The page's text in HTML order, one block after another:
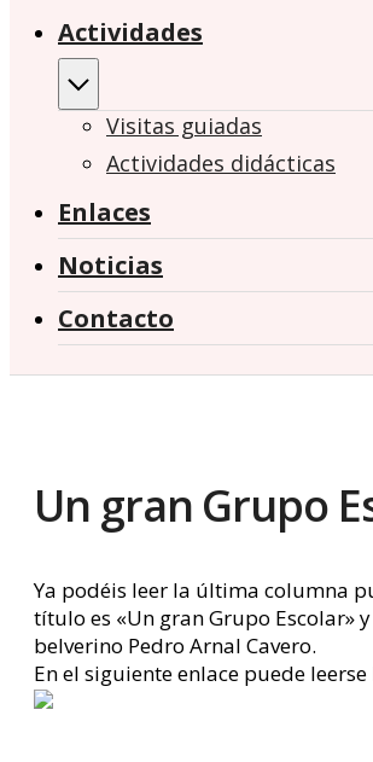
Actividades
Visitas guiadas
Actividades didácticas
Enlaces
Noticias
Contacto
Un gran Grupo
Ya podéis leer la última columna
título es «Un gran Grupo Escolar»
belverino Pedro Arnal Cavero.
En el siguiente enlace puede